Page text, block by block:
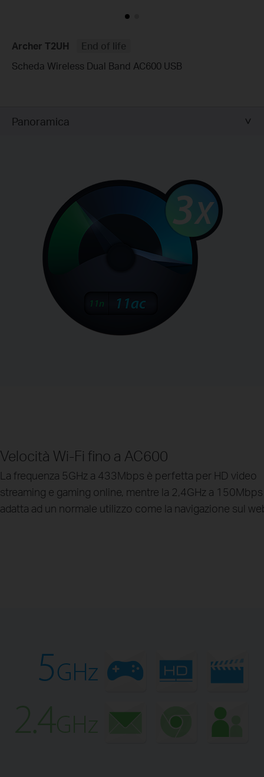
Archer T2UH
End of life
Scheda Wireless Dual Band AC600 USB
Panoramica
Velocità Wi-Fi fino a AC600
La frequenza 5GHz a 433Mbps è perfetta per HD video
streaming e gaming online, mentre la 2,4GHz a
adatta ad un normale utilizzo come la navigazione sul